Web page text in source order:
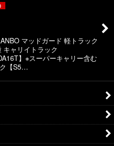
マッドガード 軽トラック
キャリイトラック
】※スーパーキャリー含む
【S5…